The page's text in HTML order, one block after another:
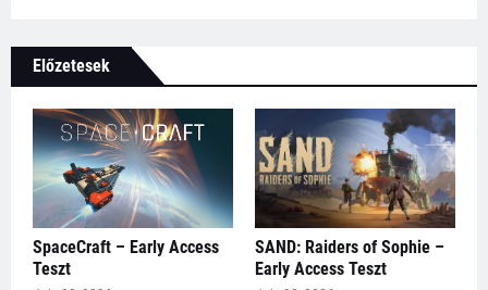
Előzetesek
SpaceCraft – Early Access
Teszt
SAND: Raiders of Sophie –
Early Access Teszt